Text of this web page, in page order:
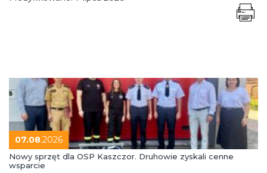
07.08.2026
Nowy sprzęt dla OSP Kaszczor. Druhowie zyskali cenne
wsparcie